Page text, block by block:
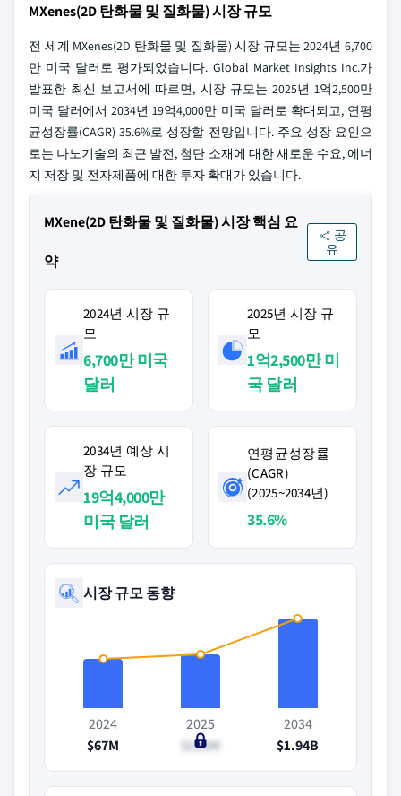
MXenes(2D 탄화물 및 질화물) 시장 규모
전 세계 MXenes(2D 탄화물 및 질화물) 시장 규모는 2024년 6,700
만 미국 달러로 평가되었습니다. Global Market Insights Inc.가
발표한 최신 보고서에 따르면, 시장 규모는 2025년 1억2,500만
미국 달러에서 2034년 19억4,000만 미국 달러로 확대되고, 연평
균성장률(CAGR) 35.6%로 성장할 전망입니다. 주요 성장 요인으
로는 나노기술의 최근 발전, 첨단 소재에 대한 새로운 수요, 에너
지 저장 및 전자제품에 대한 투자 확대가 있습니다.
MXene(2D 탄화물 및 질화물) 시장 핵심 요
약
공
유
2024년 시장 규
모
6,700만 미국
달러
2025년 시장 규
모
1억2,500만 미
국 달러
2034년 예상 시
장 규모
19억4,000만
미국 달러
연평균성장률
(CAGR)
(2025~2034년)
35.6%
시장 규모 동향
2024
$67M
2025
$125M
2034
$1.94B